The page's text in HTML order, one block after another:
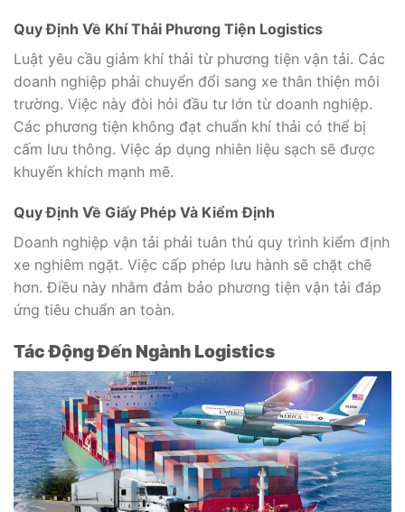
Quy Định Về Khí Thải Phương Tiện Logistics
Luật yêu cầu giảm khí thải từ phương tiện vận tải. Các
doanh nghiệp phải chuyển đổi sang xe thân thiện môi
trường. Việc này đòi hỏi đầu tư lớn từ doanh nghiệp.
Các phương tiện không đạt chuẩn khí thải có thể bị
cấm lưu thông. Việc áp dụng nhiên liệu sạch sẽ được
khuyến khích mạnh mẽ.
Quy Định Về Giấy Phép Và Kiểm Định
Doanh nghiệp vận tải phải tuân thủ quy trình kiểm định
xe nghiêm ngặt. Việc cấp phép lưu hành sẽ chặt chẽ
hơn. Điều này nhằm đảm bảo phương tiện vận tải đáp
ứng tiêu chuẩn an toàn.
Tác Động Đến Ngành Logistics